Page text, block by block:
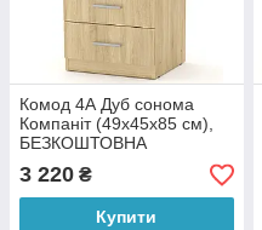
Комод 4А Дуб сонома
Компаніт (49х45х85 см),
БЕЗКОШТОВНА
ДОСТАВКА в точку видачі
Rozetka
3 220 ₴
Купити